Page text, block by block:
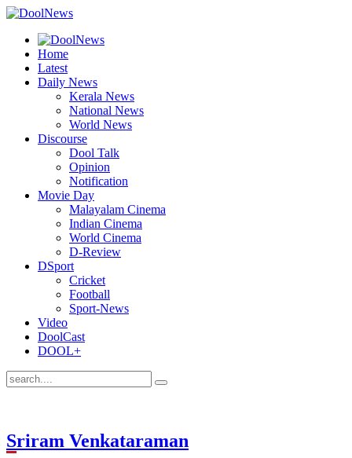
Home
Latest
Daily News
Kerala News
National News
World News
Discourse
Dool Talk
Opinion
Notification
Movie Day
Malayalam Cinema
Indian Cinema
World Cinema
D-Review
DSport
Cricket
Football
Sport-News
Video
DoolCast
DOOL+
Sriram Venkataraman